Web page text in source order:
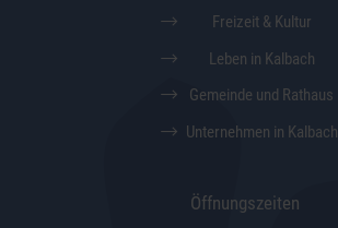
Freizeit & Kultur
Leben in Kalbach
Gemeinde und Rathaus
Unternehmen in Kalbach
Öffnungszeiten